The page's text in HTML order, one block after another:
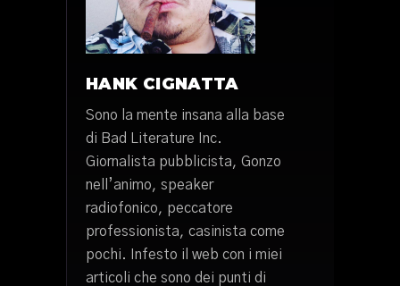
HANK CIGNATTA
Sono la mente insana alla base
di Bad Literature Inc.
Giornalista pubblicista, Gonzo
nell’animo, speaker
radiofonico, peccatore
professionista, casinista come
pochi. Infesto il web con i miei
articoli che sono dei punti di